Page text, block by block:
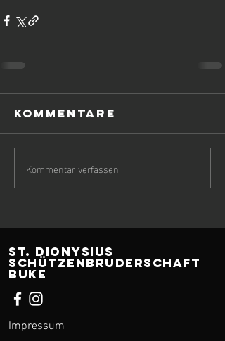
Kommentare
Kommentar verfassen...
ST. Dionysius
Schützenbruderschaft
Buke
Impressum